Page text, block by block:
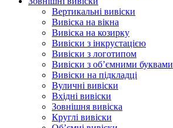
Вертикальні вивіски
Вивіска на вікна
Вивіска на козирку
Вивіски з інкрустацією
Вивіски з логотипом
Вивіски з об’ємними буквами
Вивіски на підкладці
Вуличні вивіски
Вхідні вивіски
Зовнішня вивіска
Круглі вивіски